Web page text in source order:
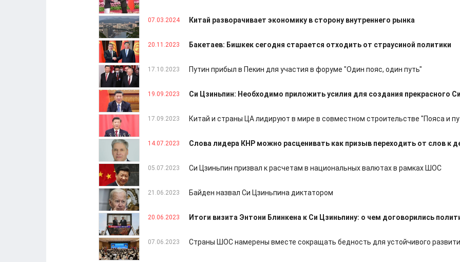
07.03.2024 Китай разворачивает экономику в сторону внутреннего рынка
20.11.2023 Бакетаев: Бишкек сегодня старается отходить от страусиной политики
17.10.2023 Путин прибыл в Пекин для участия в форуме "Один пояс, один путь"
19.09.2023 Си Цзиньпин: Необходимо приложить усилия для создания прекрасного
17.09.2023 Китай и страны ЦА лидируют в мире в совместном строительстве "Пояса и
14.07.2023 Слова лидера КНР можно расценивать как призыв переходить от слов к
05.07.2023 Си Цзиньпин призвал к расчетам в национальных валютах в рамках ШОС
21.06.2023 Байден назвал Си Цзиньпина диктатором
20.06.2023 Итоги визита Энтони Блинкена к Си Цзиньпину: о чем договорились
07.06.2023 Страны ШОС намерены вместе сокращать бедность для устойчивого